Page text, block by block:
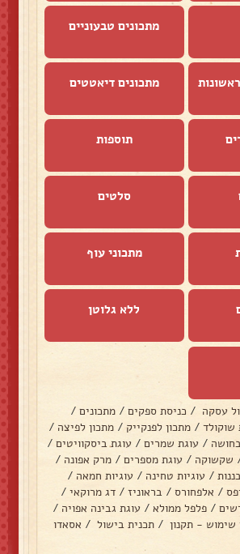
מתכונים טבעוניים
מתכונים דיאטטים
תוספות
סלטים
מתכוני עוף
ללא גלוטן
עסקה / כניסת ספקים / מתכונים /
שוקולד / מתכון לפנקייק / מתכון לפיצה /
/ עוגת שמרים / עוגת ביסקוויטים /
שקשוקה / עוגת מספרים / מרק אפונה /
/ עוגיות טחינה / עוגיות חמאה /
/ אלפחורס / בראוניז / דג מרוקאי /
/ פלפל ממולא / עוגת גבינה אפויה /
שימוש - תקנון / תכנית בישול / אסאדו